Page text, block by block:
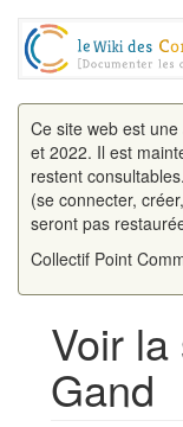
Ce site web est
et 2022. Il est
restent
(se connecter,
seront pas
Collectif Point
Voir
Gand